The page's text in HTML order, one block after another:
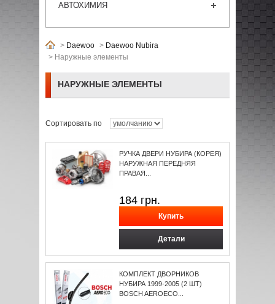
АВТОХИМИЯ
> Daewoo > Daewoo Nubira
> Наружные элементы
НАРУЖНЫЕ ЭЛЕМЕНТЫ
Сортировать по
РУЧКА ДВЕРИ НУБИРА (КОРЕЯ)
НАРУЖНАЯ ПЕРЕДНЯЯ
ПРАВАЯ...
184 грн.
Детали
КОМПЛЕКТ ДВОРНИКОВ
НУБИРА 1999-2005 (2 ШТ)
BOSCH AEROECO...